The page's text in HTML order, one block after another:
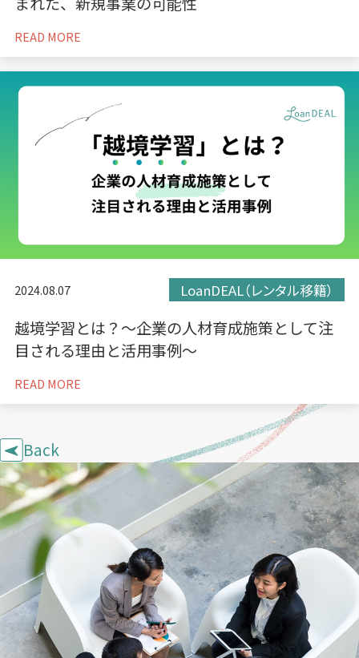
READ MORE
2024.08.07 LoanDEAL（レンタル移籍）
越境学習とは？〜企業の人材育成施策として注
目される理由と活用事例〜
READ MORE
Back